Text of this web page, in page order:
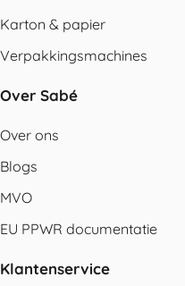
Karton & papier
Verpakkingsmachines
Over Sabé
Over ons
Blogs
MVO
EU PPWR documentatie
Klantenservice